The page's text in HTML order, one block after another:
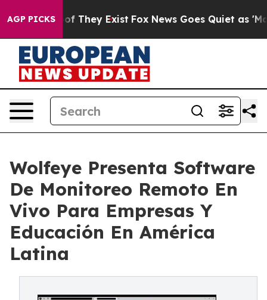
AGP PICKS
no Proof They Exist Fox News Goes Quiet as 'Maga
Wolfeye Presenta Software
De Monitoreo Remoto En
Vivo Para Empresas Y
Educación En América
Latina